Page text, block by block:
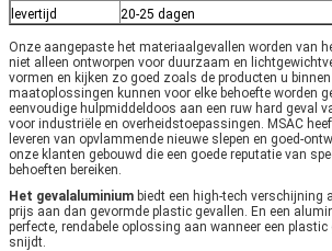
levertijd
20-25 dagen
Onze aangepaste het materiaalgevallen worden van
niet alleen ontworpen voor duurzaam en
vormen en kijken zo goed zoals de producten u
maatoplossingen kunnen voor elke behoefte worden
eenvoudige hulpmiddeldoos aan een ruw hard geval
voor industriële en overheidstoepassingen. MSAC
leveren van opvlammende nieuwe slepen en goed-
onze klanten gebouwd die een goede reputatie van
behoeften bereiken.
Het gevalaluminium biedt een high-tech verschijning
prijs aan dan gevormde plastic gevallen. En een
perfecte, rendabele oplossing aan wanneer een plastic
snijdt.